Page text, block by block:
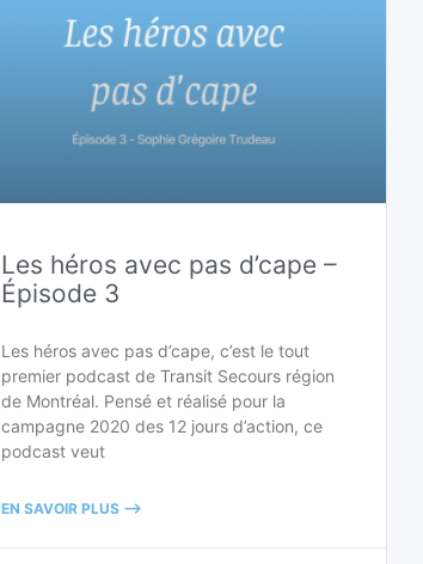
Les héros avec pas d’cape –
Épisode 3
Les héros avec pas d’cape, c’est le tout
premier podcast de Transit Secours région
de Montréal. Pensé et réalisé pour la
campagne 2020 des 12 jours d’action, ce
podcast veut
EN SAVOIR PLUS -->